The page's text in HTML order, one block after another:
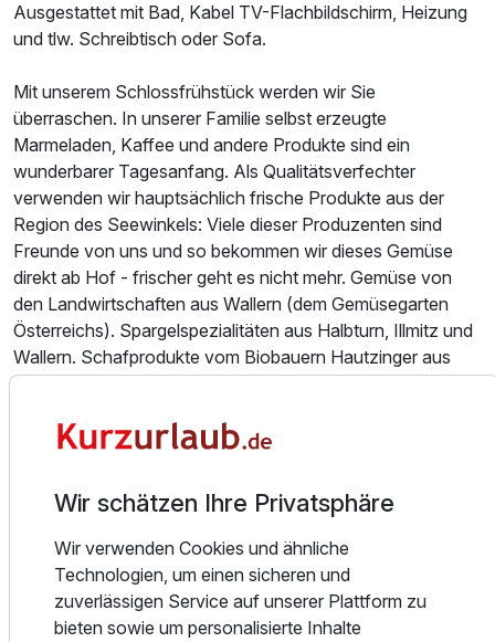
Zusatznächte
Für 3 Tage p.P. ab
Ausgestattet mit Bad, Kabel TV-Flachbildschirm, Heizung
und tlw. Schreibtisch oder Sofa.
Mit unserem Schlossfrühstück werden wir Sie
überraschen. In unserer Familie selbst erzeugte
Marmeladen, Kaffee und andere Produkte sind ein
wunderbarer Tagesanfang. Als Qualitätsverfechter
verwenden wir hauptsächlich frische Produkte aus der
Region des Seewinkels: Viele dieser Produzenten sind
Freunde von uns und so bekommen wir dieses Gemüse
direkt ab Hof - frischer geht es nicht mehr. Gemüse von
den Landwirtschaften aus Wallern (dem Gemüsegarten
Österreichs). Spargelspezialitäten aus Halbturn, Illmitz und
Wallern. Schafprodukte vom Biobauern Hautzinger aus
Tadten. Wild aus der schlosseigenen Jagd geliefert von
verzichten. Direkt vor Ort liegt das Weingut des Schlosses.
National und International hoch ausgezeichnete Weine
werden hier gekeltert. Führungen durch das Weingut und
Verkostungen sind selbstverständlich im Angebot.
Sämtliche Weine sind im Restaurant auch glasweise
erhältlich.
Wir schätzen Ihre Privatsphäre
Wir verwenden Cookies und ähnliche
Technologien, um einen sicheren und
zuverlässigen Service auf unserer Plattform zu
bieten sowie um personalisierte Inhalte